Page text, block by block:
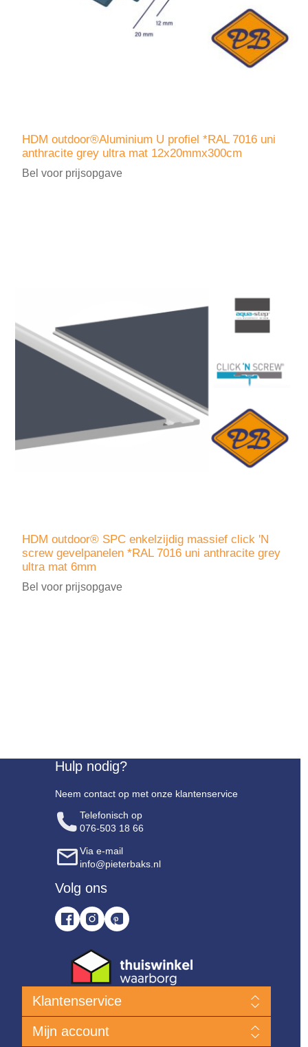
HDM outdoor®Aluminium U profiel *RAL 7016 uni
anthracite grey ultra mat 12x20mmx300cm
Bel voor prijsopgave
HDM outdoor® SPC enkelzijdig massief click 'N
screw gevelpanelen *RAL 7016 uni anthracite grey
ultra mat 6mm
Bel voor prijsopgave
Hulp nodig?
Neem contact op met onze klantenservice
Telefonisch op
076-503 18 66
Via e-mail
info@pieterbaks.nl
Volg ons
Klantenservice
Klanten Service
Mijn account